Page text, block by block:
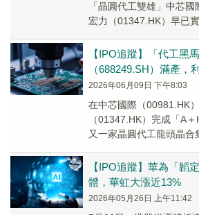
「晶圓代工雙雄」中芯
宏力（01347.HK）早已實
【IPO追蹤】「代工黑
（688249.SH）滿產，
2026年06月09日 下午8:03
在中芯國際（00981.HK
（01347.HK）完成「A
又一家晶圓代工龍頭晶合
【IPO追蹤】華為「韜
體，華虹大漲近13%
2026年05月26日 上午11:42